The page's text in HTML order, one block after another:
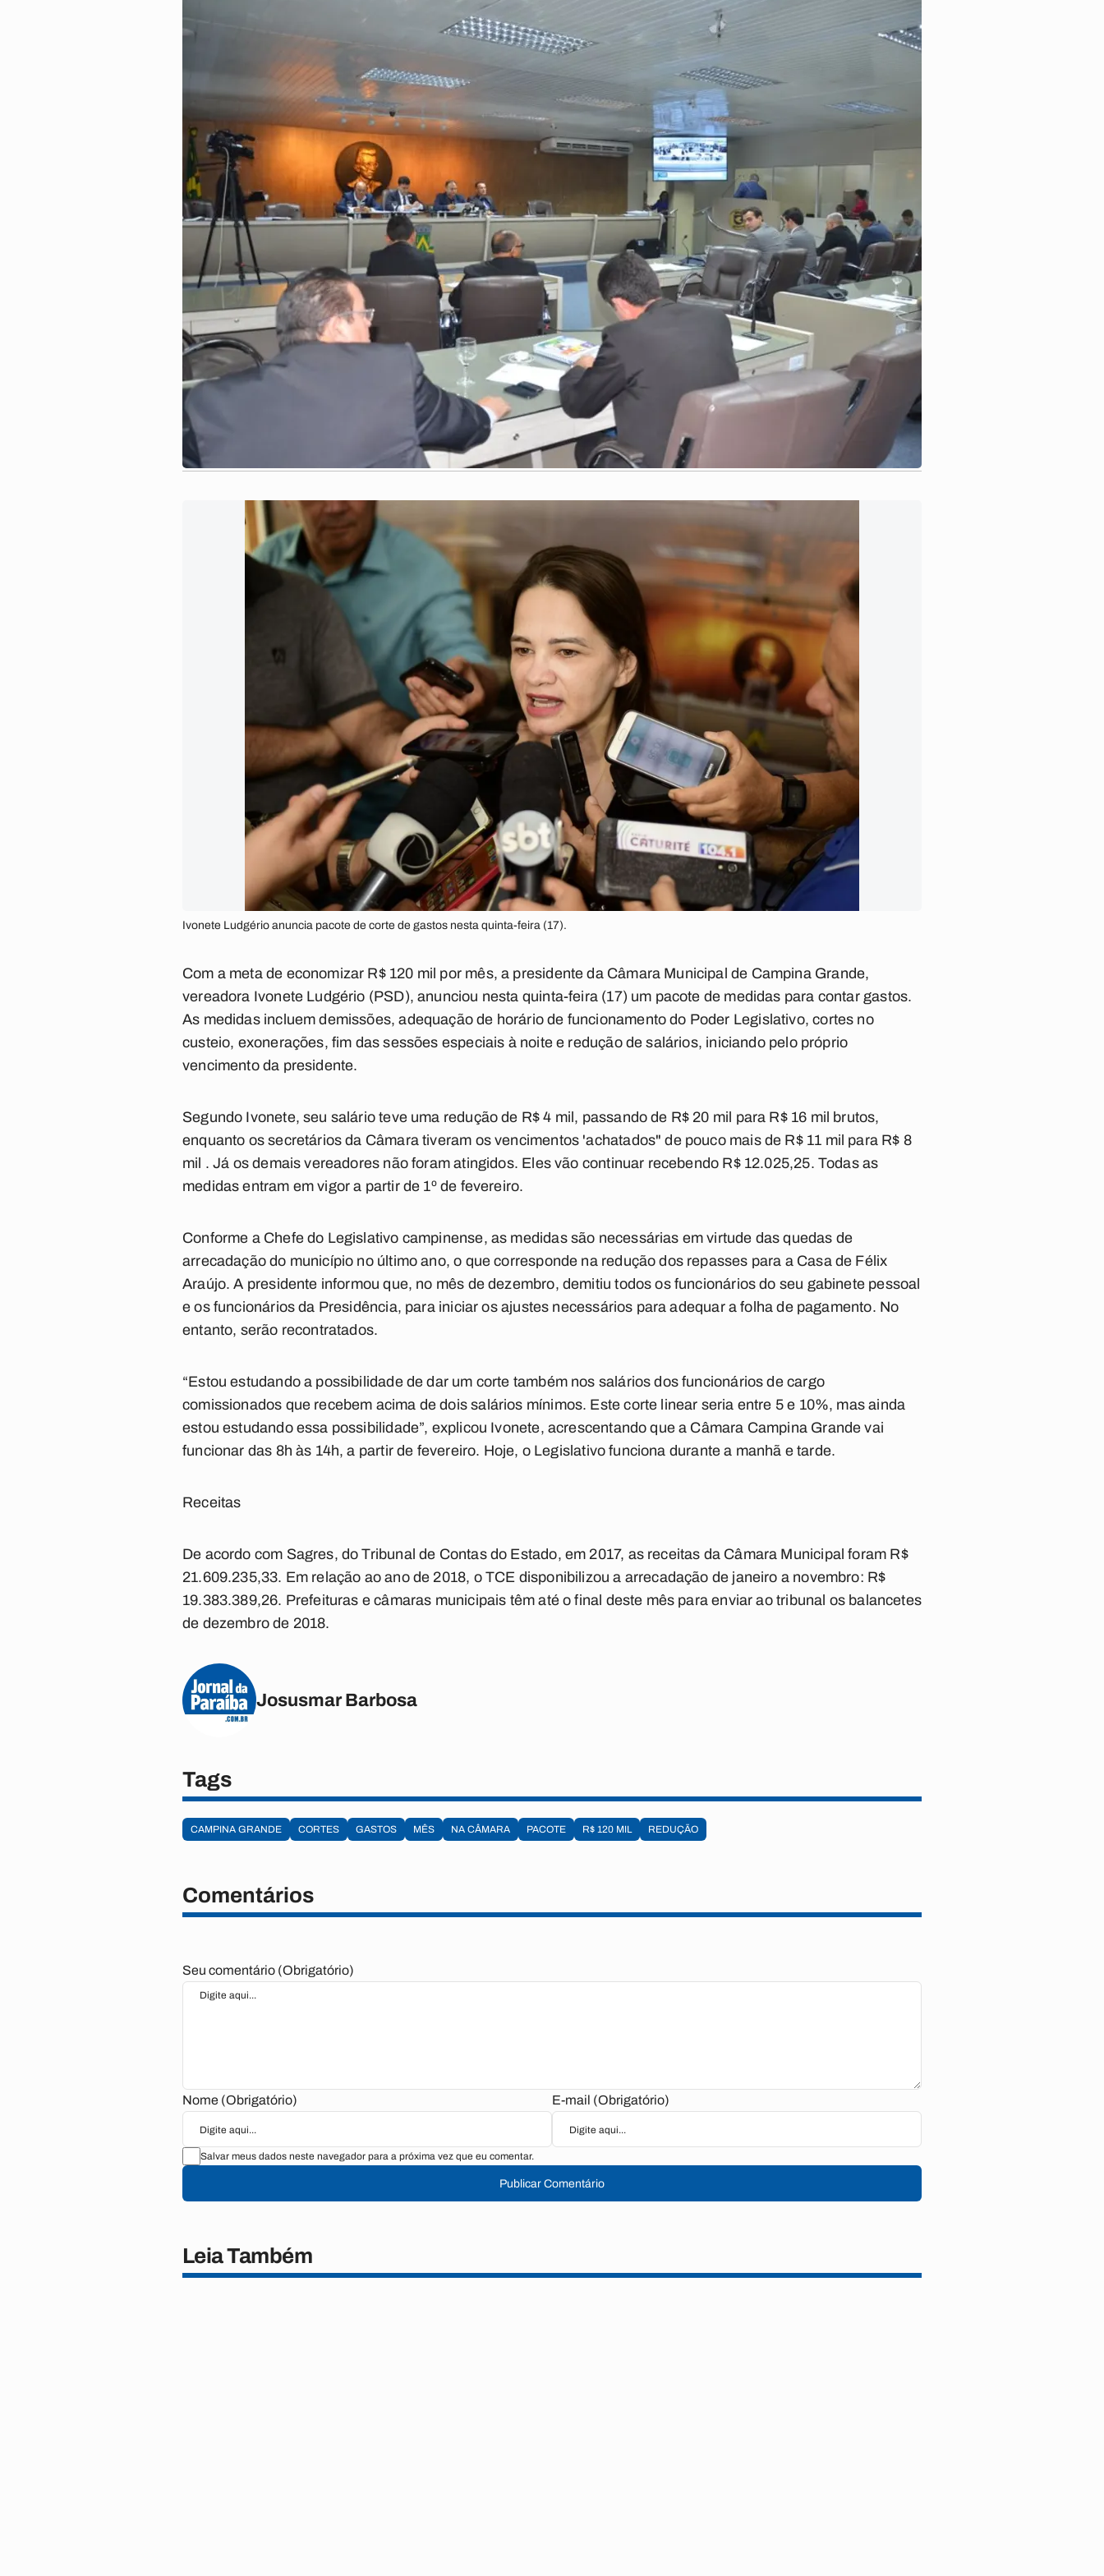
Ivonete Ludgério anuncia pacote de corte de gastos nesta quinta-feira (17).
Com a meta de economizar R$ 120 mil por mês, a presidente da Câmara Municipal de Campina Grande,
vereadora Ivonete Ludgério (PSD), anunciou nesta quinta-feira (17) um pacote de medidas para contar gastos.
As medidas incluem demissões, adequação de horário de funcionamento do Poder Legislativo, cortes no
custeio, exonerações, fim das sessões especiais à noite e redução de salários, iniciando pelo próprio
vencimento da presidente.
Segundo Ivonete, seu salário teve uma redução de R$ 4 mil, passando de R$ 20 mil para R$ 16 mil brutos,
enquanto os secretários da Câmara tiveram os vencimentos 'achatados" de pouco mais de R$ 11 mil para R$ 8
mil . Já os demais vereadores não foram atingidos. Eles vão continuar recebendo R$ 12.025,25. Todas as
medidas entram em vigor a partir de 1º de fevereiro.
Conforme a Chefe do Legislativo campinense, as medidas são necessárias em virtude das quedas de
arrecadação do município no último ano, o que corresponde na redução dos repasses para a Casa de Félix
Araújo. A presidente informou que, no mês de dezembro, demitiu todos os funcionários do seu gabinete pessoal
e os funcionários da Presidência, para iniciar os ajustes necessários para adequar a folha de pagamento. No
entanto, serão recontratados.
“Estou estudando a possibilidade de dar um corte também nos salários dos funcionários de cargo
comissionados que recebem acima de dois salários mínimos. Este corte linear seria entre 5 e 10%, mas ainda
estou estudando essa possibilidade”, explicou Ivonete, acrescentando que a Câmara Campina Grande vai
funcionar das 8h às 14h, a partir de fevereiro. Hoje, o Legislativo funciona durante a manhã e tarde.
Receitas
De acordo com Sagres, do Tribunal de Contas do Estado, em 2017, as receitas da Câmara Municipal foram R$
21.609.235,33. Em relação ao ano de 2018, o TCE disponibilizou a arrecadação de janeiro a novembro: R$
19.383.389,26. Prefeituras e câmaras municipais têm até o final deste mês para enviar ao tribunal os balancetes
de dezembro de 2018.
Josusmar Barbosa
Tags
CAMPINA GRANDE CORTES GASTOS MÊS NA CÂMARA PACOTE R$ 120 MIL REDUÇÃO
Comentários
Seu comentário (Obrigatório)
Nome (Obrigatório) E-mail (Obrigatório)
Salvar meus dados neste navegador para a próxima vez que eu comentar.
Publicar Comentário
Leia Também